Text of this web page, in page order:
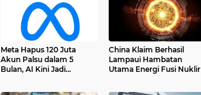
Meta Hapus 120 Juta
Akun Palsu dalam 5
Bulan, AI Kini Jadi
China Klaim Berhasil
Lampaui Hambatan
Utama Energi Fusi Nuklir